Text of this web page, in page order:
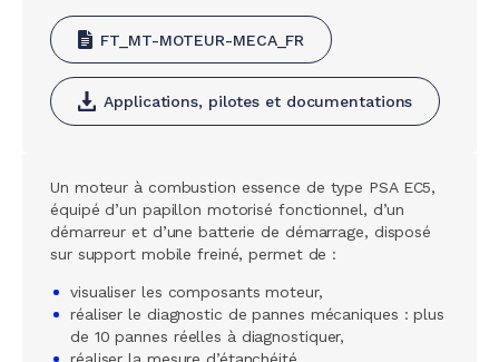
FT_MT-MOTEUR-MECA_FR
Applications, pilotes et documentations
Un moteur à combustion essence de type PSA EC5,
équipé d’un papillon motorisé fonctionnel, d’un
démarreur et d’une batterie de démarrage, disposé
sur support mobile freiné, permet de :
visualiser les composants moteur,
réaliser le diagnostic de pannes mécaniques : plus
de 10 pannes réelles à diagnostiquer,
réaliser la mesure d’étanchéité